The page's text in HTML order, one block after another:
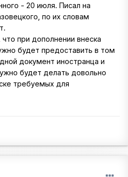
- 20 июля. Писал на
по их словам
при дополнении внеска
будет предоставить в том
документ иностранца и
будет делать довольно
требуемых для